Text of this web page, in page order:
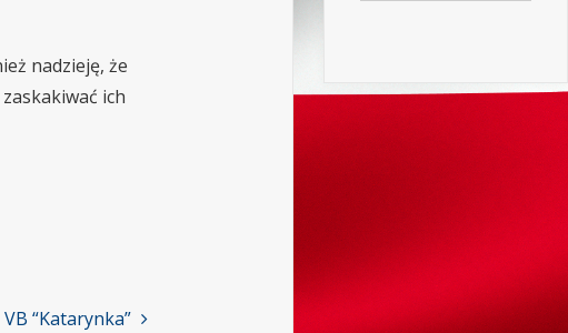
nadzieję, że
ich
VB “Katarynka”